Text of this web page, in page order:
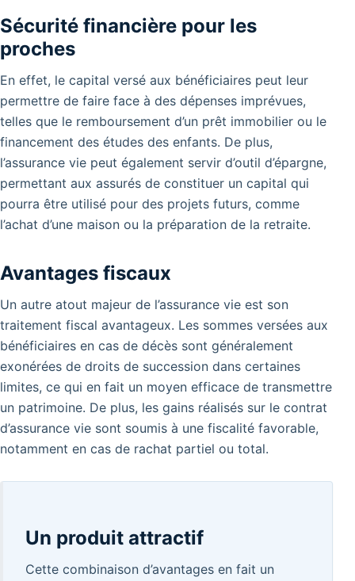
Sécurité financière pour les
proches
En effet, le capital versé aux bénéficiaires peut leur
permettre de faire face à des dépenses imprévues,
telles que le remboursement d’un prêt immobilier ou le
financement des études des enfants. De plus,
l’assurance vie peut également servir d’outil d’épargne,
permettant aux assurés de constituer un capital qui
pourra être utilisé pour des projets futurs, comme
l’achat d’une maison ou la préparation de la retraite.
Avantages fiscaux
Un autre atout majeur de l’assurance vie est son
traitement fiscal avantageux. Les sommes versées aux
bénéficiaires en cas de décès sont généralement
exonérées de droits de succession dans certaines
limites, ce qui en fait un moyen efficace de transmettre
un patrimoine. De plus, les gains réalisés sur le contrat
d’assurance vie sont soumis à une fiscalité favorable,
notamment en cas de rachat partiel ou total.
Un produit attractif
Cette combinaison d’avantages en fait un